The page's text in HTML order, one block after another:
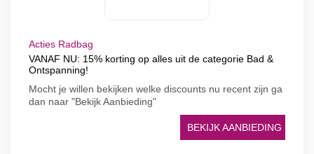
Acties Radbag
VANAF NU: 15% korting op alles uit de categorie Bad &
Ontspanning!
Mocht je willen bekijken welke discounts nu recent zijn ga
dan naar "Bekijk Aanbieding"
BEKIJK AANBIEDING